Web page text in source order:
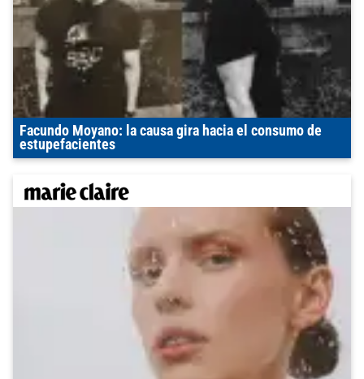
Facundo Moyano: la causa gira hacia el consumo de
estupefacientes